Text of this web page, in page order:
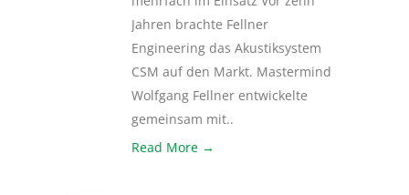
Jahren brachte Fellner
Engineering das Akustiksystem
CSM auf den Markt. Mastermind
Wolfgang Fellner entwickelte
gemeinsam mit..
Read More →